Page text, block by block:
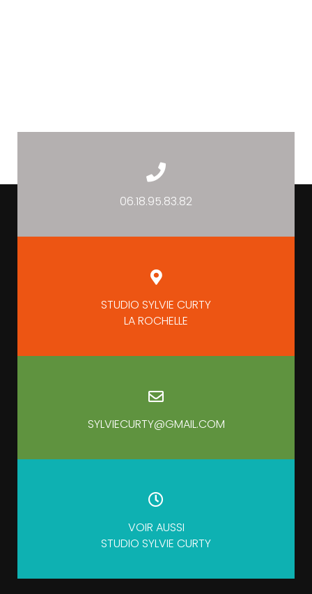
06.18.95.83.82
STUDIO SYLVIE CURTY
LA ROCHELLE
SYLVIECURTY@GMAIL.COM
VOIR AUSSI
STUDIO SYLVIE CURTY